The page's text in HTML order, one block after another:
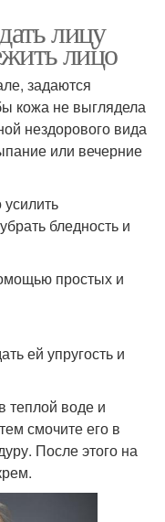
лицу
лицо
задаются
кожа не выглядела
нездорового вида
или вечерние
бледность и
простых и
ей упругость и
теплой воде и
смочите его в
После этого на